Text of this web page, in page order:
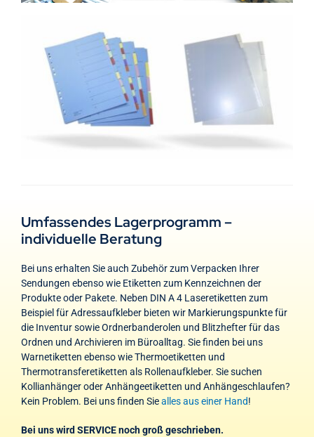
Umfassendes Lagerprogramm –
individuelle Beratung
Bei uns erhalten Sie auch Zubehör zum Verpacken Ihrer
Sendungen ebenso wie Etiketten zum Kennzeichnen der
Produkte oder Pakete. Neben DIN A 4 Laseretiketten zum
Beispiel für Adressaufkleber bieten wir Markierungspunkte für
die Inventur sowie Ordnerbanderolen und Blitzhefter für das
Ordnen und Archivieren im Büroalltag. Sie finden bei uns
Warnetiketten ebenso wie Thermoetiketten und
Thermotransferetiketten als Rollenaufkleber. Sie suchen
Kollianhänger oder Anhängeetiketten und Anhängeschlaufen?
Kein Problem. Bei uns finden Siealles aus einer Hand!
Bei uns wird SERVICE noch groß geschrieben.